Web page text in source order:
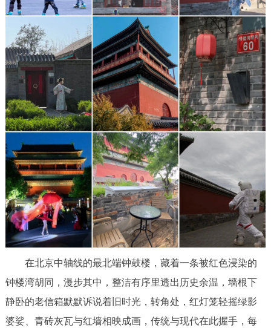
在北京中轴线的最北端钟鼓楼，藏着一条被红色浸染的
钟楼湾胡同，漫步其中，整洁有序里透出历史余温，墙根下
静卧的老信箱默默诉说着旧时光，转角处，红灯笼轻摇绿影
婆娑、青砖灰瓦与红墙相映成画，传统与现代在此握手，每